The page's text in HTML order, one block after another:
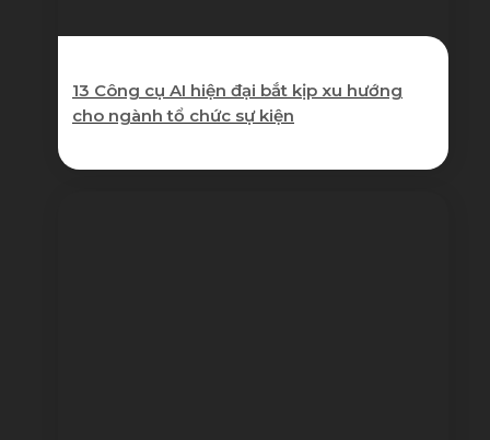
13 Công cụ AI hiện đại bắt kịp xu hướng
cho ngành tổ chức sự kiện